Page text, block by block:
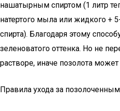
нашатырным спиртом (1 литр
натертого мыла или жидкого +
спирта). Благодаря этому
зеленоватого оттенка. Но не
растворе, иначе позолота может
Правила ухода за